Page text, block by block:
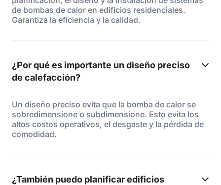
de bombas de calor en edificios residenciales.
Garantiza la eficiencia y la calidad.
¿Por qué es importante un diseño preciso
de calefacción?
Un diseño preciso evita que la bomba de calor se
sobredimensione o subdimensione. Esto evita los
altos costos operativos, el desgaste y la pérdida de
comodidad.
¿También puedo planificar edificios